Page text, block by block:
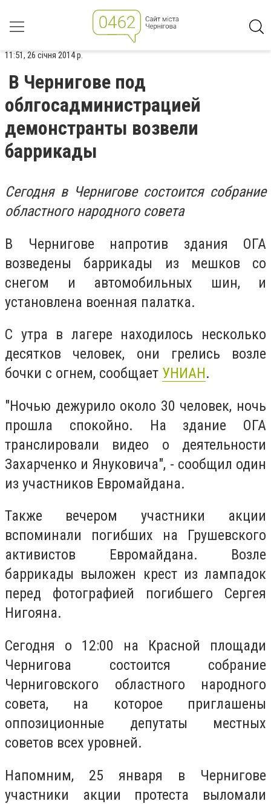
11:51, 26 січня 2014 р.
В Чернигове под
облгосадминистрацией
демонстранты возвели
баррикады
Сегодня в Чернигове состоится собрание
областного народного совета
В Чернигове напротив здания ОГА
возведены баррикады из мешков со
снегом и автомобильных шин, и
установлена военная палатка.
С утра в лагере находилось несколько
десятков человек, они грелись возле
бочки с огнем, сообщает УНИАН.
"Ночью дежурило около 30 человек, ночь
прошла спокойно. На здание ОГА
транслировали видео о деятельности
Захарченко и Януковича", - сообщил один
из участников Евромайдана.
Также вечером участники акции
вспоминали погибших на Грушевского
активистов Евромайдана. Возле
баррикады выложен крест из лампадок
перед фотографией погибшего Сергея
Нигояна.
Сегодня о 12:00 на Красной площади
Чернигова состоится собрание
Черниговского областного народного
совета, на которое приглашены
оппозиционные депутаты местных
советов всех уровней.
Напомним, 25 января в Чернигове
участники акции протеста выломали